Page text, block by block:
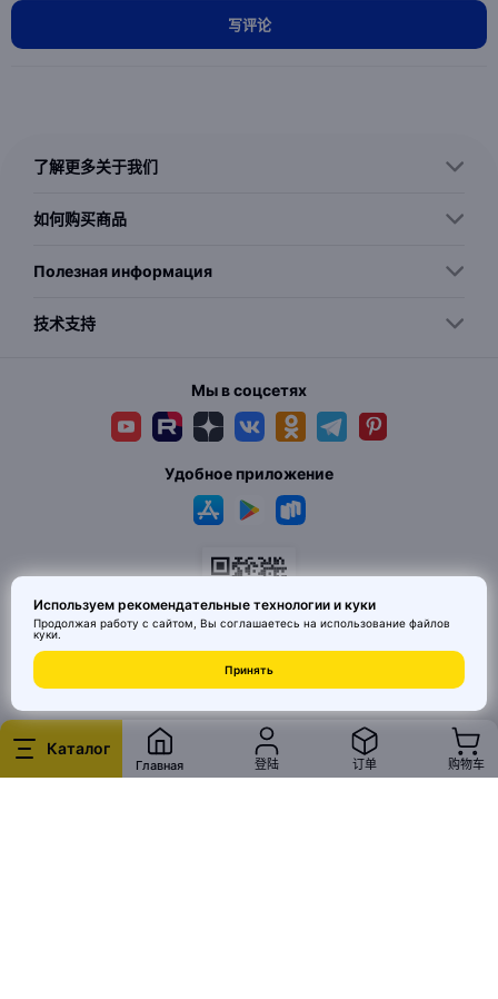
Каталог
Главная 登陆 订单 购物车
写评论
了解更多关于我们
如何购买商品
Полезная информация
技术支持
Мы в соцсетях
© 2026 MAI HE MAI. Маркетплейс дизайнерских товаров со всего
Китая по ценам заводов. Все права защищены.
Удобное приложение
Используем рекомендательные технологии и куки
Продолжая работу с сайтом, Вы соглашаетесь на использование файлов
куки.
Принять